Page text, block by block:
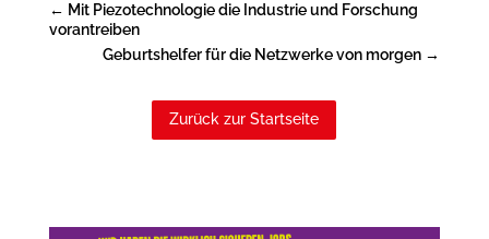
← Mit Piezotechnologie die Industrie und Forschung
vorantreiben
Geburtshelfer für die Netzwerke von morgen →
Zurück zur Startseite